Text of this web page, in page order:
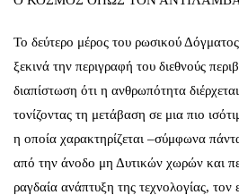
Το δεύτερο μέρος του ρωσικού
ξεκινά την περιγραφή του διεθνούς
διαπίστωση ότι η ανθρωπότητα
τονίζοντας τη μετάβαση σε μια πιο
η οποία χαρακτηρίζεται –σύμφωνα
από την άνοδο μη Δυτικών χωρών και
ραγδαία ανάπτυξη της τεχνολογίας, τον